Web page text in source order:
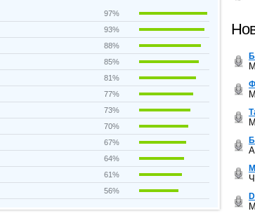
97%
93%
88%
85%
81%
77%
73%
70%
67%
64%
61%
56%